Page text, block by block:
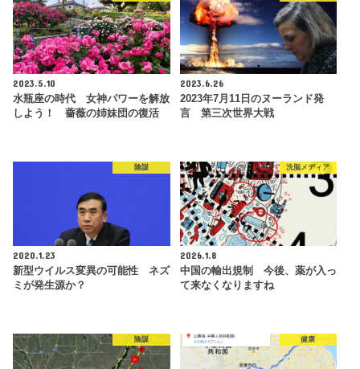
2023.5.10
水瓶座の時代 女神パワーを解放
しよう！ 薔薇の姉妹団の復活
2023.6.26
2023年7月11日のヌーランド発
言 第三次世界大戦
陰謀
2020.1.23
新型ウイルス変異の可能性 ネズ
ミが発生源か？
洗脳メディア
2026.1.8
中国の輸出規制 今後、薬が入っ
て来なくなりますね
陰謀 健康